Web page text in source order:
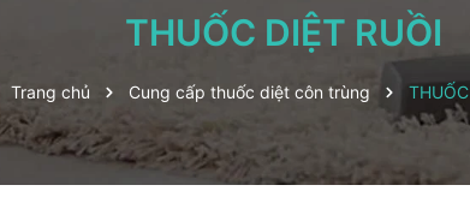
THUỐC DIỆT RUỒI
Trang chủ Cung cấp thuốc diệt côn trùng